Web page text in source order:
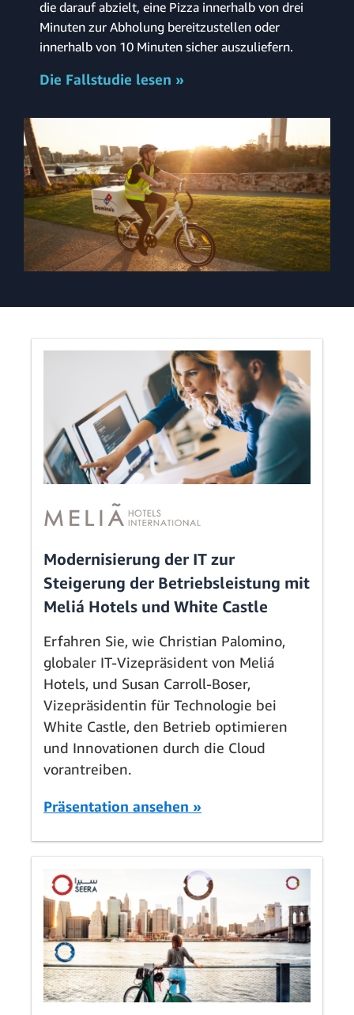
die darauf abzielt, eine Pizza innerhalb von drei
Minuten zur Abholung bereitzustellen oder
innerhalb von 10 Minuten sicher auszuliefern.
Die Fallstudie lesen »
Modernisierung der IT zur
Steigerung der Betriebsleistung mit
Meliá Hotels und White Castle
Erfahren Sie, wie Christian Palomino,
globaler IT-Vizepräsident von Meliá
Hotels, und Susan Carroll-Boser,
Vizepräsidentin für Technologie bei
White Castle, den Betrieb optimieren
und Innovationen durch die Cloud
vorantreiben.
Präsentation ansehen »